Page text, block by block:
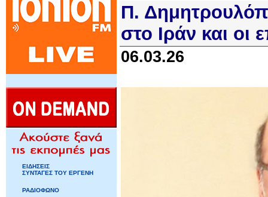
ΕΙΔΗΣΕΙΣ
ΣΥΝΤΑΓΕΣ ΤΟΥ ΕΡΓΕΝΗ
ΡΑΔΙΟΦΩΝΟ
Π.
στο Ιράν και οι
06.03.26